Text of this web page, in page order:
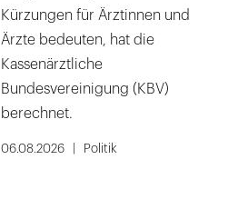
Kürzungen für Ärztinnen und
Ärzte bedeuten, hat die
Kassenärztliche
Bundesvereinigung (KBV)
berechnet.
06.08.2026 Politik